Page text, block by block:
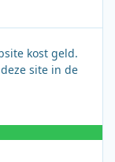
kost geld.
site in de